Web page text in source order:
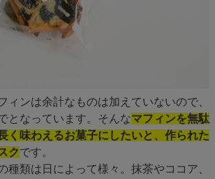
ィンは余計なものは加えていないので、
となっています。そんなマフィンを無駄
く味わえるお菓子にしたいと、作られた
クです。
種類は日によって様々。抹茶やココア、